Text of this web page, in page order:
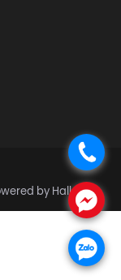
.
.
.
by Halley